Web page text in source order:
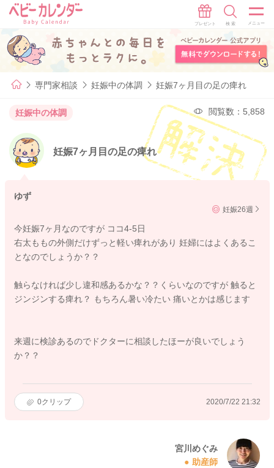
専門家相談 妊娠中の体調 妊娠7ヶ月目の足の痺れ
妊娠中の体調 閲覧数：5,858
妊娠7ヶ月目の足の痺れ
ゆず
妊娠26週
今妊娠7ヶ月なのですが ココ4-5日
右太ももの外側だけずっと軽い痺れがあり 妊婦にはよくあるこ
となのでしょうか？？
触らなければ少し違和感あるかな？？くらいなのですが 触ると
ジンジンする痺れ？ もちろん暑い冷たい 痛いとかは感じます
来週に検診あるのでドクターに相談したほーが良いでしょう
か？？
0クリップ 2020/7/22 21:32
宮川めぐみ
助産師